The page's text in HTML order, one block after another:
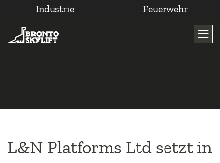
Inhalt
wechseln
Industrie Feuerwehr
L&N Platforms Ltd setzt in